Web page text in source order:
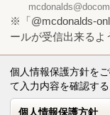
※「@mcdonalds-
ールが受信出来るよ
個人情報保護方針を
て入力内容を確認す
個人情報保護方針